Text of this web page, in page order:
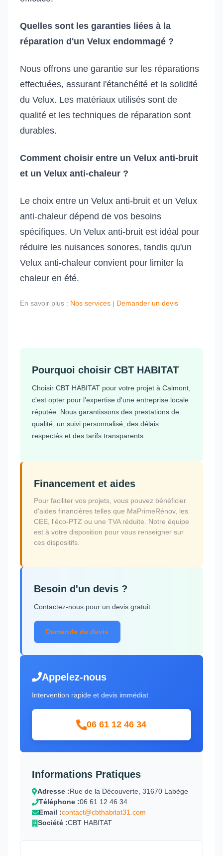
Quelles sont les garanties liées à la
réparation d'un Velux endommagé ?
Nous offrons une garantie sur les réparations
effectuées, assurant l'étanchéité et la solidité
du Velux. Les matériaux utilisés sont de
qualité et les techniques de réparation sont
durables.
Comment choisir entre un Velux anti-bruit
et un Velux anti-chaleur ?
Le choix entre un Velux anti-bruit et un Velux
anti-chaleur dépend de vos besoins
spécifiques. Un Velux anti-bruit est idéal pour
réduire les nuisances sonores, tandis qu'un
Velux anti-chaleur convient pour limiter la
chaleur en été.
En savoir plus : Nos services | Demander un devis
Pourquoi choisir CBT HABITAT
Choisir CBT HABITAT pour votre projet à Calmont,
c'est opter pour l'expertise d'une entreprise locale
réputée. Nous garantissons des prestations de
qualité, un suivi personnalisé, des délais
respectés et des tarifs transparents.
Financement et aides
Pour faciliter vos projets, vous pouvez bénéficier
d'aides financières telles que MaPrimeRénov, les
CEE, l'éco-PTZ ou une TVA réduite. Notre équipe
est à votre disposition pour vous renseigner sur
ces dispositifs.
Besoin d'un devis ?
Contactez-nous pour un devis gratuit.
Demande de devis
Appelez-nous
Intervention rapide et devis immédiat
06 61 12 46 34
Informations Pratiques
Adresse :Rue de la Découverte, 31670 Labège
Téléphone :06 61 12 46 34
Email :contact@cbthabitat31.com
Société :CBT HABITAT